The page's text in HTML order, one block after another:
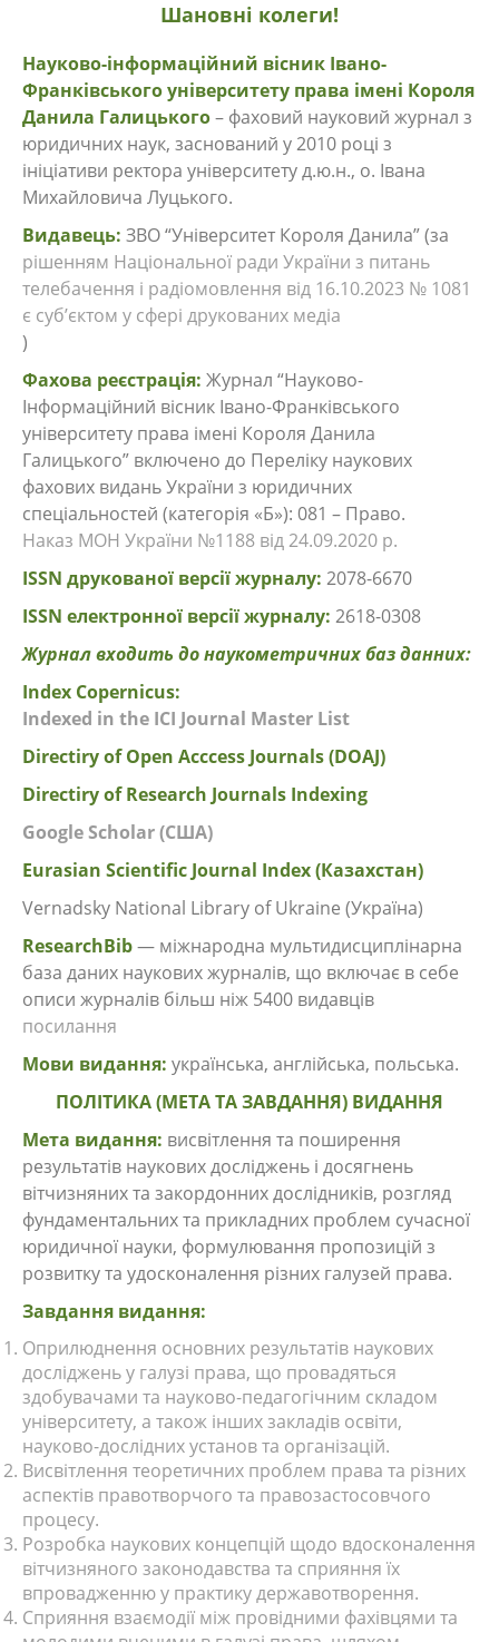
Шановні колеги!
Науково-інформаційний вісник Івано-
Франківського університету права імені Короля
Данила Галицького– фаховий науковий журнал з
юридичних наук, заснований у 2010 році з
ініціативи ректора університету д.ю.н., о. Івана
Михайловича Луцького.
Видавець: ЗВО “Університет Короля Данила” (за
рішенням Національної ради України з питань
телебачення і радіомовлення від 16.10.2023 № 1081
є суб’єктом у сфері друкованих медіа
)
Фахова реєстрація: Журнал “Науково-
Інформаційний вісник Івано-Франківського
університету права імені Короля Данила
Галицького” включено до Переліку наукових
фахових видань України з юридичних
спеціальностей (категорія «Б»): 081 – Право.
Наказ МОН України №1188 від 24.09.2020 р.
ISSN друкованої версії журналу: 2078-6670
ISSN електронної версії журналу: 2618-0308
Журнал входить до наукометричних баз данних:
Index Copernicus:
Indexed in the ICI Journal Master List
Directiry of Open Acccess Journals (DOAJ)
Directiry of Research Journals Indexing
Google Scholar (США)
Eurasian Scientific Journal Index (Казахстан)
Vernadsky National Library of Ukraine (Україна)
ResearchBib— міжнародна мультидисциплінарна
база даних наукових журналів, що включає в себе
описи журналів більш ніж 5400 видавців
посилання
Мови видання: українська, англійська, польська.
ПОЛІТИКА (МЕТА ТА ЗАВДАННЯ) ВИДАННЯ
Мета видання: висвітлення та поширення
результатів наукових досліджень і досягнень
вітчизняних та закордонних дослідників, розгляд
фундаментальних та прикладних проблем сучасної
юридичної науки, формулювання пропозицій з
розвитку та удосконалення різних галузей права.
Завдання видання:
Оприлюднення основних результатів наукових
досліджень у галузі права, що провадяться
здобувачами та науково-педагогічним складом
університету, а також інших закладів освіти,
науково-дослідних установ та організацій.
Висвітлення теоретичних проблем права та різних
аспектів правотворчого та правозастосовчого
процесу.
Розробка наукових концепцій щодо вдосконалення
вітчизняного законодавства та сприяння їх
впровадженню у практику державотворення.
Сприяння взаємодії між провідними фахівцями та